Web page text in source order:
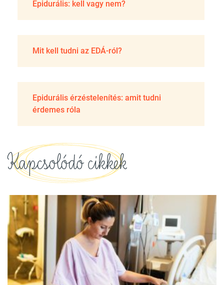
Epidurális: kell vagy nem?
Mit kell tudni az EDÁ-ról?
Epidurális érzéstelenítés: amit tudni
érdemes róla
Kapcsolódó cikkek